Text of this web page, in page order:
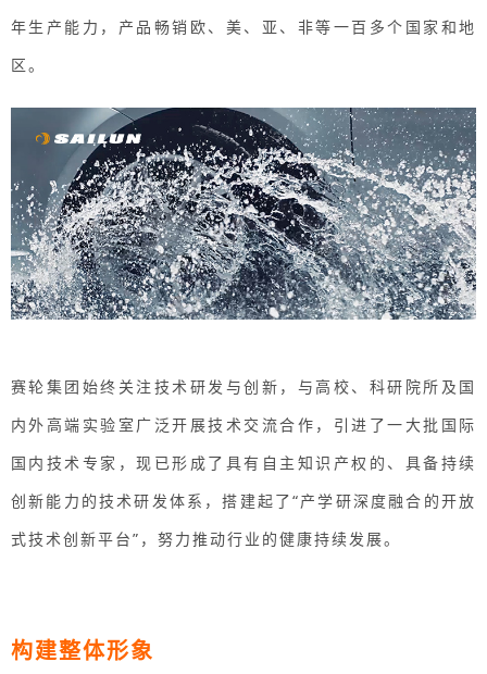
年生产能力，产品畅销欧、美、亚、非等一百多个国家和地
区。
赛轮集团始终关注技术研发与创新，与高校、科研院所及国
内外高端实验室广泛开展技术交流合作，引进了一大批国际
国内技术专家，现已形成了具有自主知识产权的、具备持续
创新能力的技术研发体系，搭建起了“产学研深度融合的开放
式技术创新平台”，努力推动行业的健康持续发展。
构建整体形象